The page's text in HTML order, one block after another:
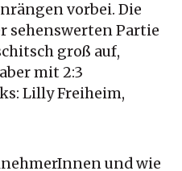
vorbei. Die
sehenswerten Partie
groß auf,
mit 2:3
Lilly Freiheim,
und wie